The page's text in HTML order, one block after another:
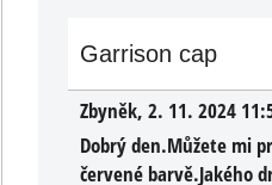
Garrison cap
Zbyněk, 2. 11. 2024
Dobrý den.Můžete mi
červené barvě.Jakého